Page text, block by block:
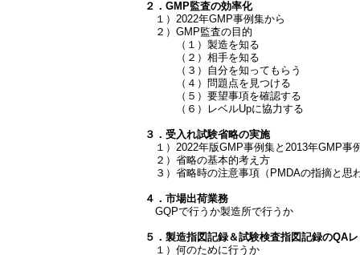
２．GMP監査の効率化
１）2022年GMP事例集から
２）GMP監査の目的
（１）製造を知る
（２）相手を知る
（３）自分を知ってもらう
（４）問題点を見つける
（５）要望事項を確認する
（６）レベルUpに協力する
３．受入れ試験省略の実施
１）2022年版GMP事例集と2013年GMP事
２）省略の基本的考え方
３）省略時の注意事項（PMDAの指摘と思
４．市場出荷業務
GQPで行うか製造所で行うか
５．製造指図記録＆試験検査指図記録のQA
１）何のために行うか